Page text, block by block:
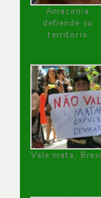
Amazonía
defiende su
territorio
Vale mata, Brasil